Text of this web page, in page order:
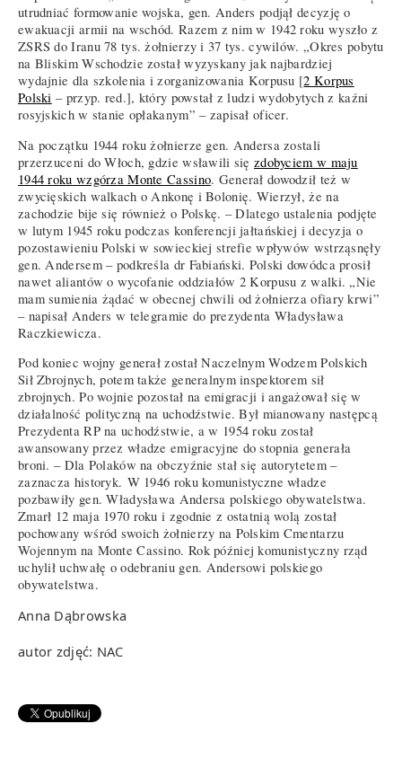
utrudniać formowanie wojska, gen. Anders podjął decyzję o
ewakuacji armii na wschód. Razem z nim w 1942 roku wyszło z
ZSRS do Iranu 78 tys. żołnierzy i 37 tys. cywilów. „Okres pobytu
na Bliskim Wschodzie został wyzyskany jak najbardziej
wydajnie dla szkolenia i zorganizowania Korpusu [2 Korpus
Polski – przyp. red.], który powstał z ludzi wydobytych z kaźni
rosyjskich w stanie opłakanym” – zapisał oficer.
Na początku 1944 roku żołnierze gen. Andersa zostali
przerzuceni do Włoch, gdzie wsławili sięzdobyciem w maju
1944 roku wzgórza Monte Cassino. Generał dowodził też w
zwycięskich walkach o Ankonę i Bolonię. Wierzył, że na
zachodzie bije się również o Polskę. – Dlatego ustalenia podjęte
w lutym 1945 roku podczas konferencji jałtańskiej i decyzja o
pozostawieniu Polski w sowieckiej strefie wpływów wstrząsnęły
gen. Andersem – podkreśla dr Fabiański. Polski dowódca prosił
nawet aliantów o wycofanie oddziałów 2 Korpusu z walki. „Nie
mam sumienia żądać w obecnej chwili od żołnierza ofiary krwi”
– napisał Anders w telegramie do prezydenta Władysława
Raczkiewicza.
Pod koniec wojny generał został Naczelnym Wodzem Polskich
Sił Zbrojnych, potem także generalnym inspektorem sił
zbrojnych. Po wojnie pozostał na emigracji i angażował się w
działalność polityczną na uchodźstwie. Był mianowany następcą
Prezydenta RP na uchodźstwie, a w 1954 roku został
awansowany przez władze emigracyjne do stopnia generała
broni. – Dla Polaków na obczyźnie stał się autorytetem –
zaznacza historyk. W 1946 roku komunistyczne władze
pozbawiły gen. Władysława Andersa polskiego obywatelstwa.
Zmarł 12 maja 1970 roku i zgodnie z ostatnią wolą został
pochowany wśród swoich żołnierzy na Polskim Cmentarzu
Wojennym na Monte Cassino. Rok później komunistyczny rząd
uchylił uchwałę o odebraniu gen. Andersowi polskiego
obywatelstwa.
Anna Dąbrowska
autor zdjęć: NAC